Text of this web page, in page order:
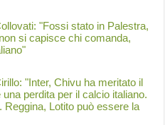
"Fossi stato in Palestra,
si capisce chi comanda,
"Inter, Chivu ha meritato il
perdita per il calcio italiano.
Lotito può essere la